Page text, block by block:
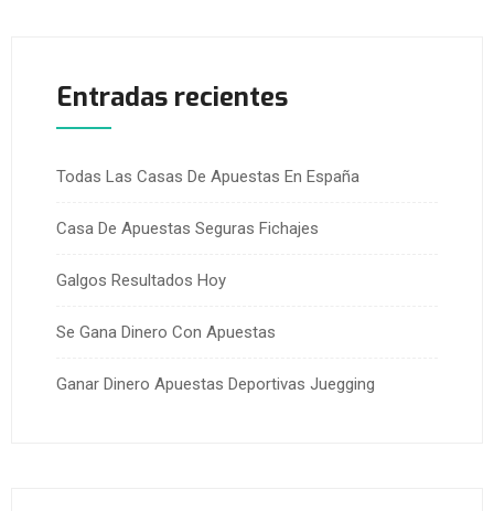
Entradas recientes
Todas Las Casas De Apuestas En España
Casa De Apuestas Seguras Fichajes
Galgos Resultados Hoy
Se Gana Dinero Con Apuestas
Ganar Dinero Apuestas Deportivas Juegging